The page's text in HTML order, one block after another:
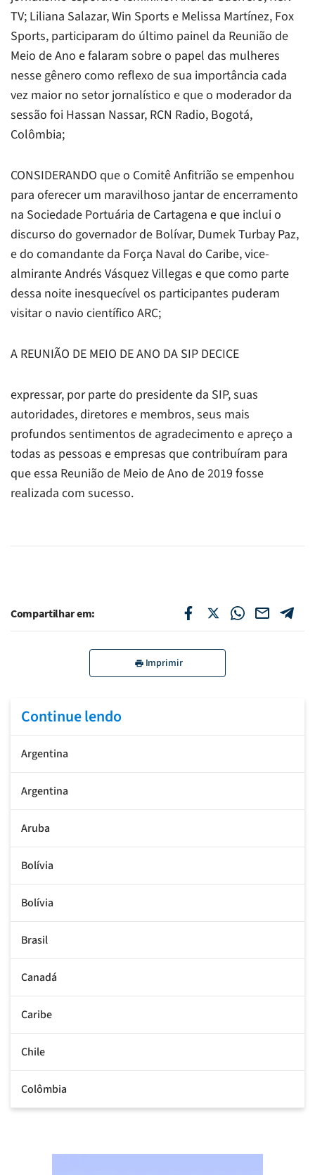
TV; Liliana Salazar,Win Sports e Melissa Martínez, Fox
Sports, participaram do último painel da Reunião de
Meio de Ano e falaram sobre o papel das mulheres
nesse gênero como reflexo de sua importância cada
vez maior no setor jornalístico e que o moderador da
sessão foi Hassan Nassar, RCN Radio, Bogotá,
Colômbia;
CONSIDERANDO que o Comitê Anfitrião se empenhou
para oferecer um maravilhoso jantar de encerramento
na Sociedade Portuária de Cartagena e que inclui o
discurso do governador de Bolívar, Dumek Turbay Paz,
e do comandante da Força Naval do Caribe, vice-
almirante Andrés Vásquez Villegas e que como parte
dessa noite inesquecível os participantes puderam
visitar o navio científico ARC;
A REUNIÃO DE MEIO DE ANO DA SIP DECICE
expressar, por parte do presidente da SIP, suas
autoridades, diretores e membros, seus mais
profundos sentimentos de agradecimento e apreço a
todas as pessoas e empresas que contribuíram para
que essa Reunião de Meio de Ano de 2019 fosse
realizada com sucesso.
Compartilhar em:
Imprimir
Continue lendo
Argentina
Argentina
Aruba
Bolívia
Bolívia
Brasil
Canadá
Caribe
Chile
Colômbia